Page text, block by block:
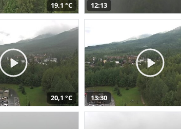
19,1 °C 12:13
20,1 °C 13:30